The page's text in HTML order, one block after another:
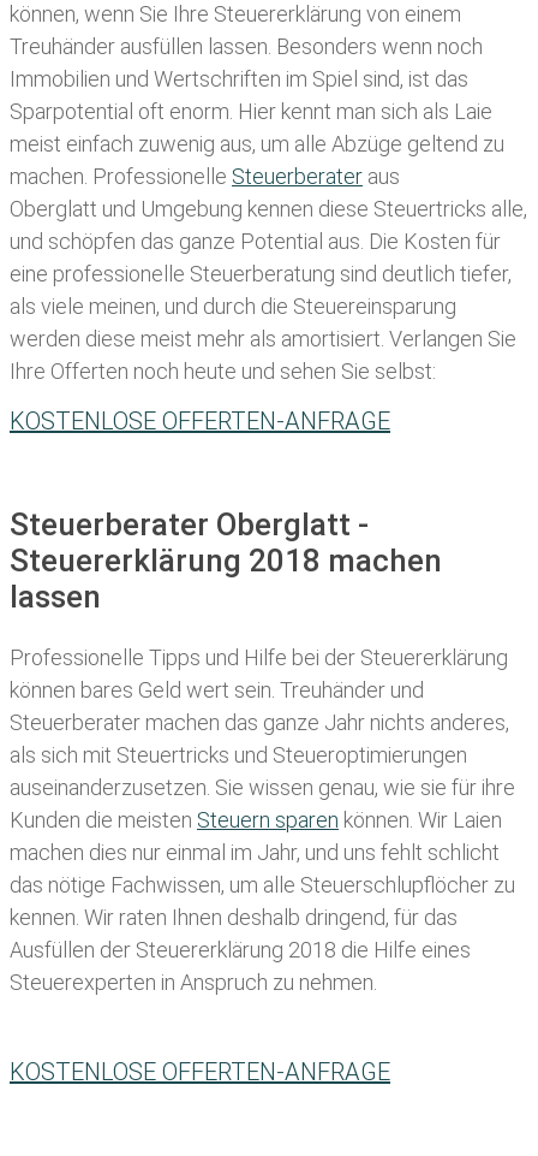
können, wenn Sie Ihre Steuererklärung von einem
Treuhänder ausfüllen lassen . Besonders wenn noch
Immobilien und Wertschriften im Spiel sind, ist das
Sparpotential oft enorm. Hier kennt man sich als Laie
meist einfach zuwenig aus, um alle Abzüge geltend zu
machen. Professionelle Steuerberater aus
Oberglatt und Umgebung kennen diese Steuertricks alle,
und schöpfen das ganze Potential aus. Die Kosten für
eine professionelle Steuerberatung sind deutlich tiefer,
als viele meinen, und durch die Steuereinsparung
werden diese meist mehr als amortisiert. Verlangen Sie
Ihre Offerten noch heute und sehen Sie selbst:
KOSTENLOSE OFFERTEN-ANFRAGE
Steuerberater Oberglatt -
Steuererklärung 2018 machen
lassen
Professionelle Tipps und Hilfe bei der Steuererklärung
können bares Geld wert sein. Treuhänder und
Steuerberater machen das ganze Jahr nichts anderes,
als sich mit Steuertricks und Steueroptimierungen
auseinanderzusetzen. Sie wissen genau, wie sie für ihre
Kunden die meisten Steuern sparen können. Wir Laien
machen dies nur einmal im Jahr, und uns fehlt schlicht
das nötige Fachwissen, um alle Steuerschlupflöcher zu
kennen. Wir raten Ihnen deshalb dringend, für das
Ausfüllen der Steuererklärung 2018 die Hilfe eines
Steuerexperten in Anspruch zu nehmen.
KOSTENLOSE OFFERTEN-ANFRAGE